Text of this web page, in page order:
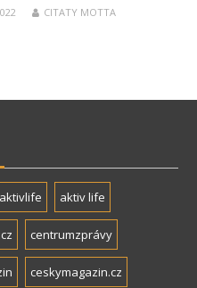
CITATY MOTTA
aktivlife aktiv life
centrumzprávy
ceskymagazin.cz